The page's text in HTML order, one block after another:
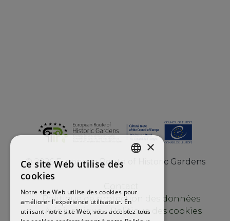
© 2026 European Route of Historic Gardens
Politique de protection des données
Avis juridique
Politique des cookies
×
Ce site Web utilise des
cookies
Notre site Web utilise des cookies pour
améliorer l'expérience utilisateur. En
utilisant notre site Web, vous acceptez tous